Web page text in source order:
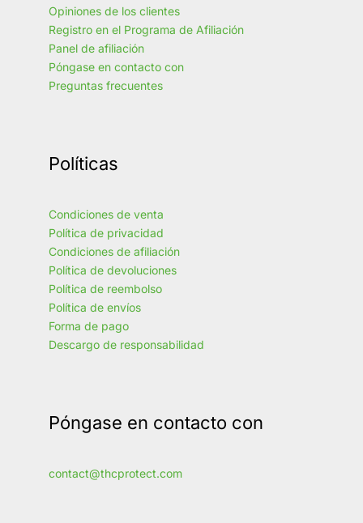
Opiniones de los clientes
Registro en el Programa de Afiliación
Panel de afiliación
Póngase en contacto con
Preguntas frecuentes
Políticas
Condiciones de venta
Política de privacidad
Condiciones de afiliación
Política de devoluciones
Política de reembolso
Política de envíos
Forma de pago
Descargo de responsabilidad
Póngase en contacto con
contact@thcprotect.com